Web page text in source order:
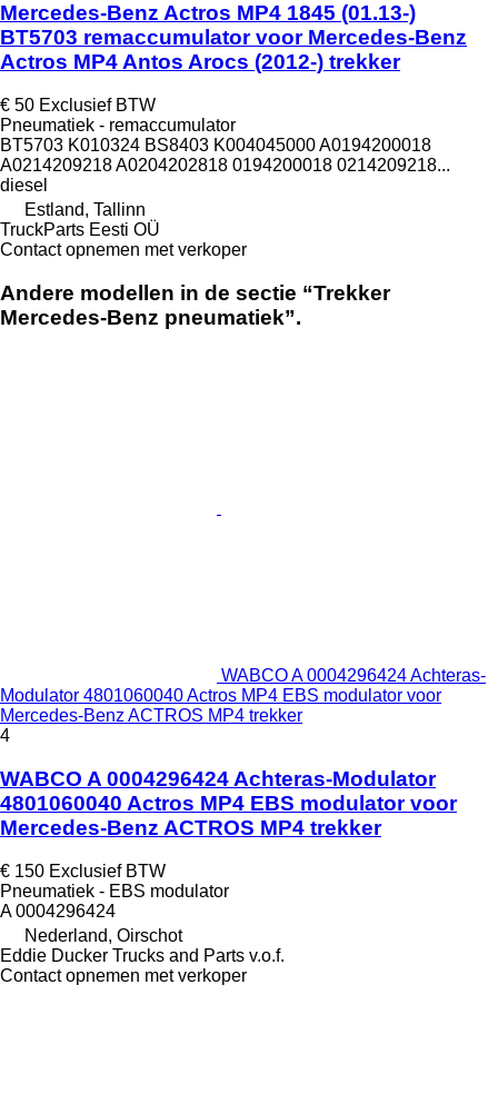
Mercedes-Benz Actros MP4 1845 (01.13-)
BT5703 remaccumulator voor Mercedes-Benz
Actros MP4 Antos Arocs (2012-) trekker
€ 50 Exclusief BTW
Pneumatiek - remaccumulator
BT5703 K010324 BS8403 K004045000 A0194200018
A0214209218 A0204202818 0194200018 0214209218...
diesel
Estland, Tallinn
TruckParts Eesti OÜ
Contact opnemen met verkoper
Andere modellen in de sectie “Trekker
Mercedes-Benz pneumatiek”.
WABCO A 0004296424 Achteras-
Modulator 4801060040 Actros MP4 EBS modulator voor
Mercedes-Benz ACTROS MP4 trekker
4
WABCO A 0004296424 Achteras-Modulator
4801060040 Actros MP4 EBS modulator voor
Mercedes-Benz ACTROS MP4 trekker
€ 150 Exclusief BTW
Pneumatiek - EBS modulator
A 0004296424
Nederland, Oirschot
Eddie Ducker Trucks and Parts v.o.f.
Contact opnemen met verkoper